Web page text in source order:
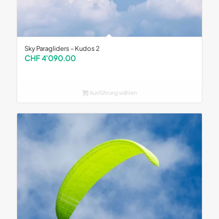
Sky Paragliders – Kudos 2
CHF4'090.00
Ausführung wählen